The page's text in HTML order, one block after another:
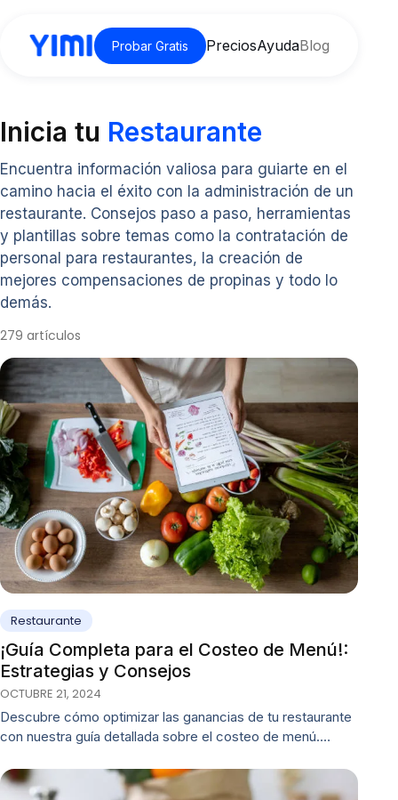
Probar Gratis PreciosAyudaBlog
Inicia tu Restaurante
Encuentra información valiosa para guiarte en el
camino hacia el éxito con la administración de un
restaurante. Consejos paso a paso, herramientas
y plantillas sobre temas como la contratación de
personal para restaurantes, la creación de
mejores compensaciones de propinas y todo lo
demás.
279 artículos
Restaurante
¡Guía Completa para el Costeo de Menú!:
Estrategias y Consejos
OCTUBRE 21, 2024
Descubre cómo optimizar las ganancias de tu restaurante
con nuestra guía detallada sobre el costeo de menú.…